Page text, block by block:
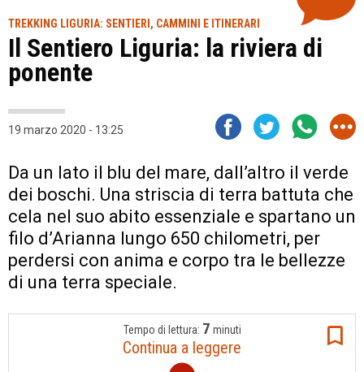
TREKKING LIGURIA: SENTIERI, CAMMINI E ITINERARI
Il Sentiero Liguria: la riviera di
ponente
19 marzo 2020 - 13:25
Da un lato il blu del mare, dall’altro il verde
dei boschi. Una striscia di terra battuta che
cela nel suo abito essenziale e spartano un
filo d’Arianna lungo 650 chilometri, per
perdersi con anima e corpo tra le bellezze
di una terra speciale.
Tempo di lettura: 7 minuti
Continua a leggere